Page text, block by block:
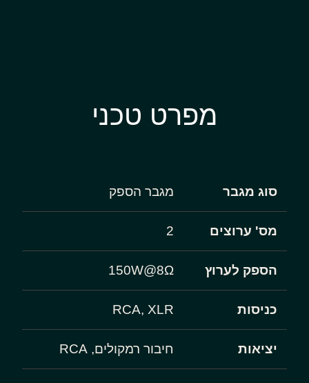
מפרט טכני
סוג מגבר מגבר הספק
מס' ערוצים 2
הספק לערוץ 150W@8Ω
כניסות RCA, XLR
יציאות חיבור רמקולים, RCA